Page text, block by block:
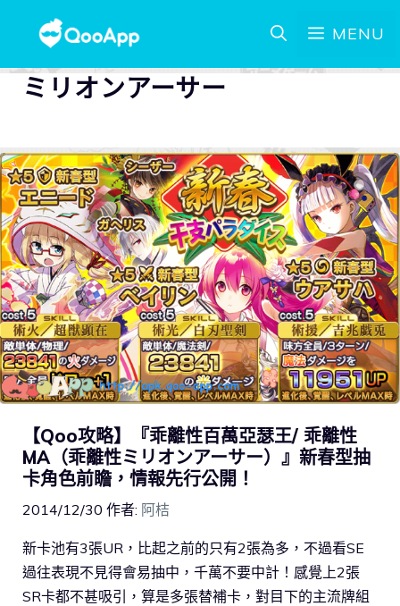
MENU
ミリオンアーサー
【Qoo攻略】『乖離性百萬亞瑟王/ 乖離性
MA（乖離性ミリオンアーサー）』新春型抽
卡角色前瞻，情報先行公開！
2014/12/30 作者: 阿桔
新卡池有3張UR，比起之前的只有2張為多，不過看SE
過往表現不見得會易抽中，千萬不要中計！感覺上2張
SR卡都不甚吸引，算是多張替補卡，對目下的主流牌組